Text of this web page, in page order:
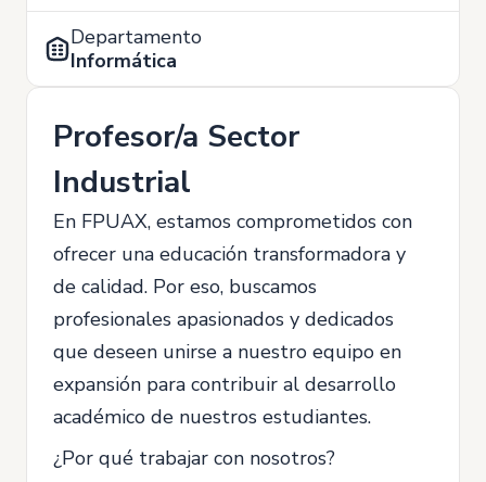
Departamento
Informática
Profesor/a Sector
Industrial
En FPUAX, estamos comprometidos con
ofrecer una educación transformadora y
de calidad. Por eso, buscamos
profesionales apasionados y dedicados
que deseen unirse a nuestro equipo en
expansión para contribuir al desarrollo
académico de nuestros estudiantes.
¿Por qué trabajar con nosotros?